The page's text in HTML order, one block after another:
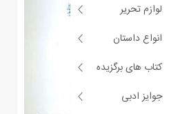
لوازم تحریر
انواع داستان
کتاب های برگزیده
جوایز ادبی